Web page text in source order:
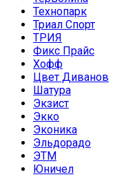
Технопарк
Триал Спорт
ТРИЯ
Фикс Прайс
Хофф
Цвет Диванов
Шатура
Экзист
Экко
Эконика
Эльдорадо
ЭТМ
Юничел